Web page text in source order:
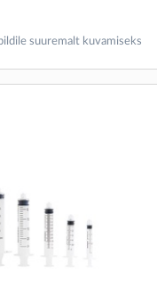
suuremalt kuvamiseks